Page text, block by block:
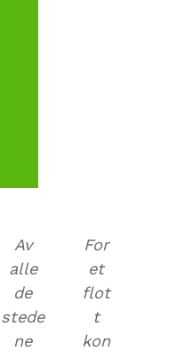
Av
alle
de
stede
ne
For
et
flot
t
kon